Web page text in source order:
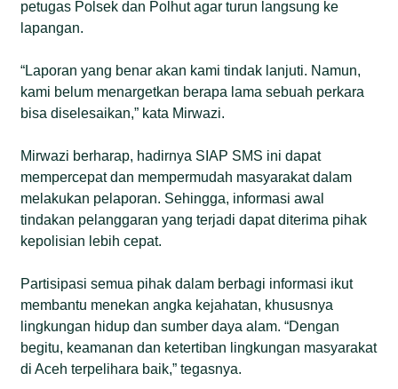
petugas Polsek dan Polhut agar turun langsung ke
lapangan.
“Laporan yang benar akan kami tindak lanjuti. Namun,
kami belum menargetkan berapa lama sebuah perkara
bisa diselesaikan,” kata Mirwazi.
Mirwazi berharap, hadirnya SIAP SMS ini dapat
mempercepat dan mempermudah masyarakat dalam
melakukan pelaporan. Sehingga, informasi awal
tindakan pelanggaran yang terjadi dapat diterima pihak
kepolisian lebih cepat.
Partisipasi semua pihak dalam berbagi informasi ikut
membantu menekan angka kejahatan, khususnya
lingkungan hidup dan sumber daya alam. “Dengan
begitu, keamanan dan ketertiban lingkungan masyarakat
di Aceh terpelihara baik,” tegasnya.